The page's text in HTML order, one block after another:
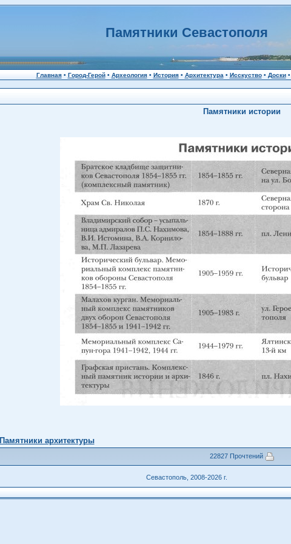
Памятники Севастополя
Главная• Город-Герой• Археология• История• Архитектура • Исскуство• Доски•
Памятники истории
Памятники архитектуры
22827 Прочтений
Севастополь, 2008-2026 г.